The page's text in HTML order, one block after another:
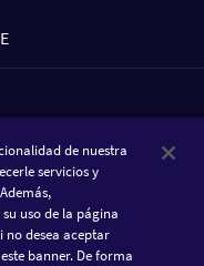
de nuestra
servicios y
uso de la página
no desea aceptar
banner. De forma